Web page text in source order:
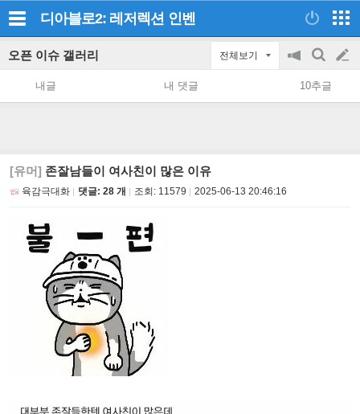
디아블로2: 레저렉션 인벤
오픈 이슈 갤러리 전체보기
공
지
on/off
검
색
글
쓰
내글 내 댓글 10추글
[유머] 존잘남들이 여사친이 많은 이유
육감극대화 댓글: 28 개 조회: 11579 2025-06-13 20:46:16